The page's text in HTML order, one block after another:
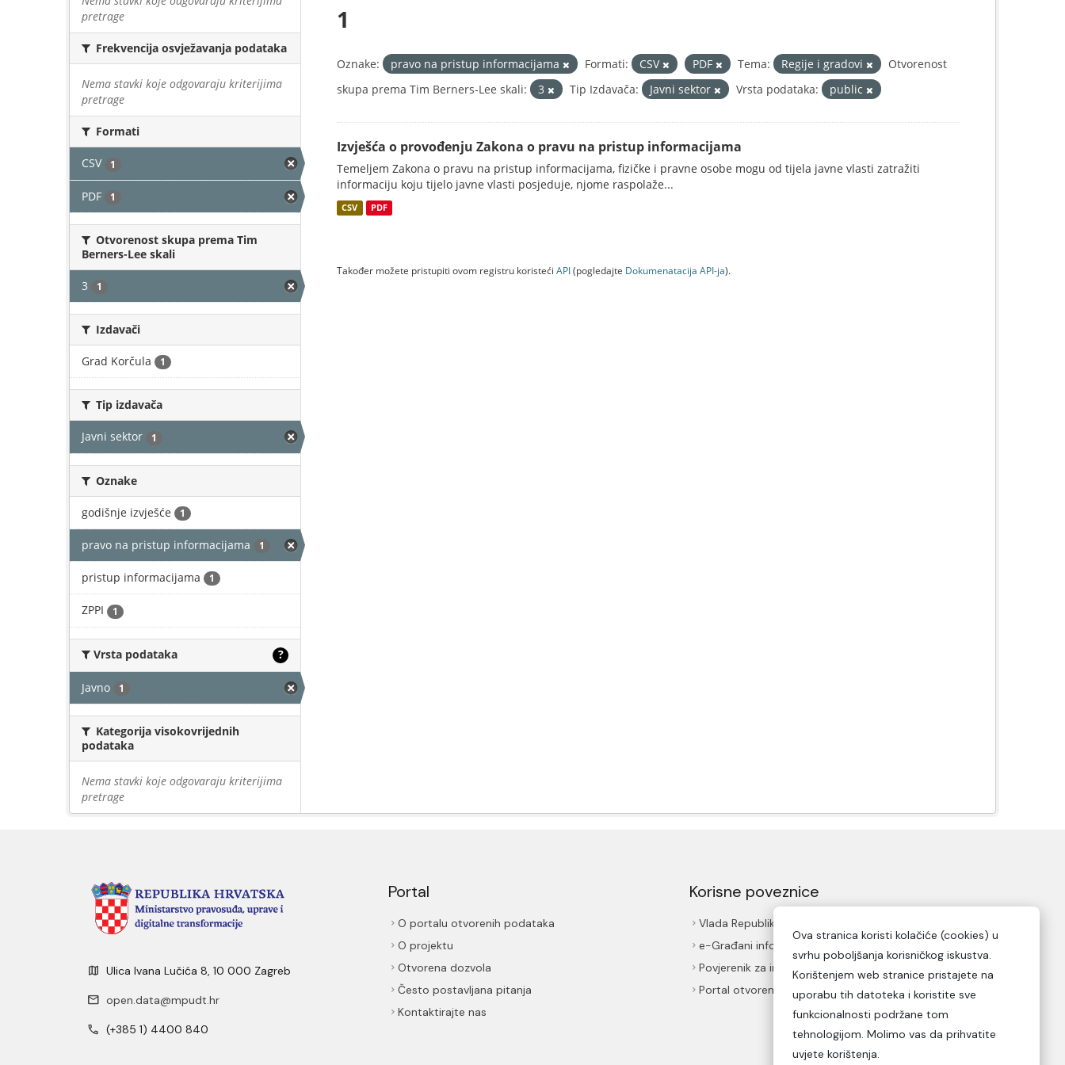
pretrage
Frekvencija osvježavanja podataka
Nema stavki koje odgovaraju kriterijima
pretrage
Formati
CSV 1
PDF 1
Otvorenost skupa prema Tim
Berners-Lee skali
3 1
Izdavači
Grad Korčula 1
Tip izdavača
Javni sektor 1
Oznake
godišnje izvješće 1
pravo na pristup informacijama 1
pristup informacijama 1
ZPPI 1
Vrsta podataka ?
Javno 1
Kategorija visokovrijednih
podataka
Nema stavki koje odgovaraju kriterijima
pretrage
1
Oznake: pravo na pristup informacijama Formati: CSV PDF Tema: Regije i gradovi
Otvorenost
skupa prema Tim Berners-Lee skali:
3 Tip Izdavača: Javni sektor Vrsta podataka: public
Izvješća o provođenju Zakona o pravu na pristup informacijama
Temeljem Zakona o pravu na pristup informacijama, fizičke i pravne osobe mogu od tijela javne vlasti zatražiti
informaciju koju tijelo javne vlasti posjeduje, njome raspolaže...
CSV PDF
Također možete pristupiti ovom registru koristeći API(pogledajte Dokumenаtаcijа API-jа).